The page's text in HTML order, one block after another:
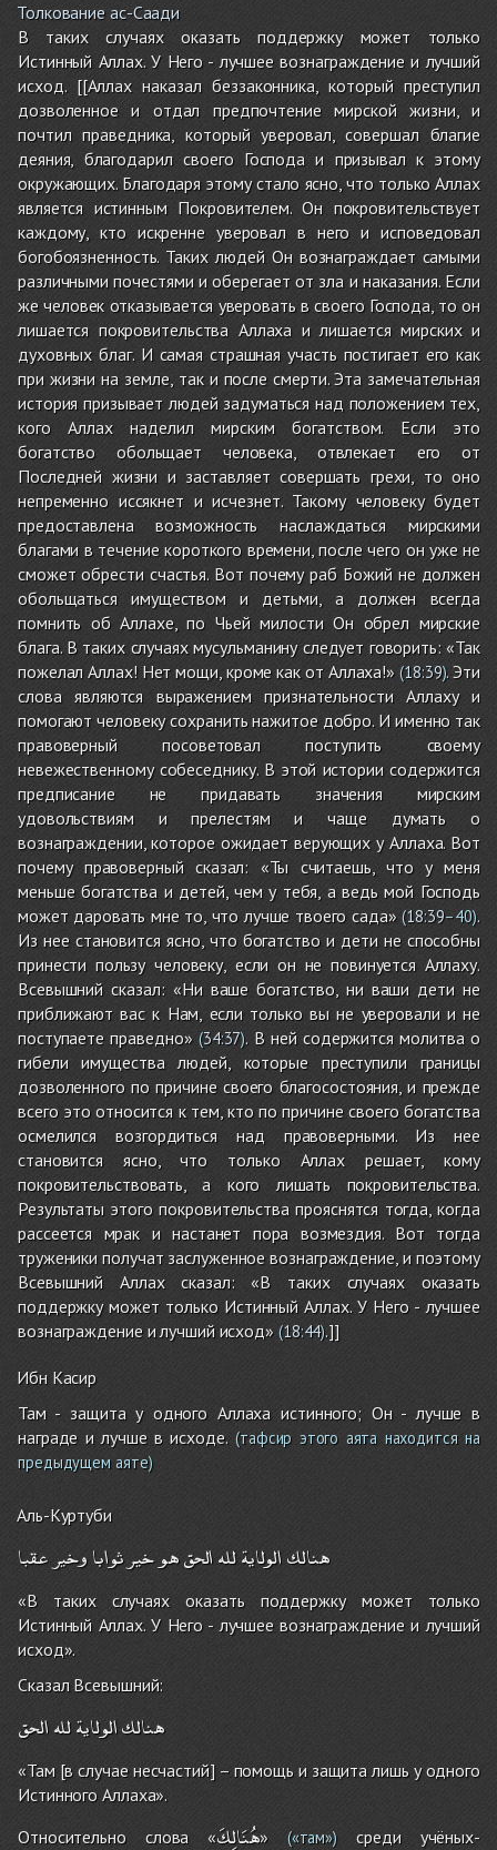
Толкование ас-Саади
В таких случаях оказать поддержку может только
Истинный Аллах. У Него - лучшее вознаграждение и лучший
исход. [[Аллах наказал беззаконника, который преступил
дозволенное и отдал предпочтение мирской жизни, и
почтил праведника, который уверовал, совершал благие
деяния, благодарил своего Господа и призывал к этому
окружающих. Благодаря этому стало ясно, что только Аллах
является истинным Покровителем. Он покровительствует
каждому, кто искренне уверовал в него и исповедовал
богобоязненность. Таких людей Он вознаграждает самыми
различными почестями и оберегает от зла и наказания. Если
же человек отказывается уверовать в своего Господа, то он
лишается покровительства Аллаха и лишается мирских и
духовных благ. И самая страшная участь постигает его как
при жизни на земле, так и после смерти. Эта замечательная
история призывает людей задуматься над положением тех,
кого Аллах наделил мирским богатством. Если это
богатство обольщает человека, отвлекает его от
Последней жизни и заставляет совершать грехи, то оно
непременно иссякнет и исчезнет. Такому человеку будет
предоставлена возможность наслаждаться мирскими
благами в течение короткого времени, после чего он уже не
сможет обрести счастья. Вот почему раб Божий не должен
обольщаться имуществом и детьми, а должен всегда
помнить об Аллахе, по Чьей милости Он обрел мирские
блага. В таких случаях мусульманину следует говорить: «Так
пожелал Аллах! Нет мощи, кроме как от Аллаха!» (18:39). Эти
слова являются выражением признательности Аллаху и
помогают человеку сохранить нажитое добро. И именно так
правоверный посоветовал поступить своему
невежественному собеседнику. В этой истории содержится
предписание не придавать значения мирским
удовольствиям и прелестям и чаще думать о
вознаграждении, которое ожидает верующих у Аллаха. Вот
почему правоверный сказал: «Ты считаешь, что у меня
меньше богатства и детей, чем у тебя, а ведь мой Господь
может даровать мне то, что лучше твоего сада»(18:39–40).
Из нее становится ясно, что богатство и дети не способны
принести пользу человеку, если он не повинуется Аллаху.
Всевышний сказал: «Ни ваше богатство, ни ваши дети не
приближают вас к Нам, если только вы не уверовали и не
поступаете праведно»(34:37). В ней содержится молитва о
гибели имущества людей, которые преступили границы
дозволенного по причине своего благосостояния, и прежде
всего это относится к тем, кто по причине своего богатства
осмелился возгордиться над правоверными. Из нее
становится ясно, что только Аллах решает, кому
покровительствовать, а кого лишать покровительства.
Результаты этого покровительства прояснятся тогда, когда
рассеется мрак и настанет пора возмездия. Вот тогда
труженики получат заслуженное вознаграждение, и поэтому
Всевышний Аллах сказал: «В таких случаях оказать
поддержку может только Истинный Аллах. У Него - лучшее
вознаграждение и лучший исход» (18:44).]]
Ибн Касир
Там - защита у одного Аллаха истинного; Он - лучше в
награде и лучше в исходе.(тафсир этого аята находится на
предыдущем аяте)
Аль-Куртуби
هنالكالولايةللهالحقهوخيرثواباوخيرعقبا
«В таких случаях оказать поддержку может только
Истинный Аллах. У Него - лучшее вознаграждение и лучший
исход».
Сказал Всевышний:
هنالكالولايةللهالحق
«Там [в случае несчастий] – помощь и защита лишь у одного
Истинного Аллаха».
Относительно слова «هُنَالِكَ»(«там») среди учёных-